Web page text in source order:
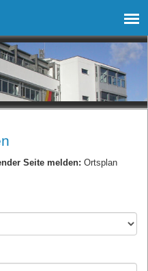
Seite melden: Ortsplan